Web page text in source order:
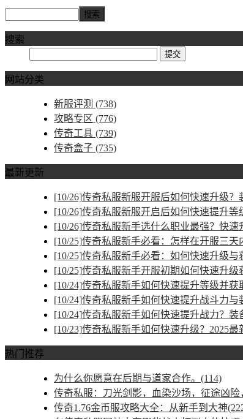
搜索
网站分类
新服评测 (738)
攻略专区 (776)
传奇工具 (739)
传奇盒子 (735)
最新更新
[10/26]传奇私服新服开服后如何快速升级？
[10/26]传奇私服新服开启后如何快速提升等
[10/26]传奇私服新手选什么职业最强？快速
[10/25]传奇私服新手必看：怎样在开服三天
[10/25]传奇私服新手必看：如何快速升级与
[10/25]传奇私服新手开服初期如何快速升级
[10/24]传奇私服新手如何快速提升等级并获
[10/24]传奇私服新手如何快速提升战斗力与
[10/24]传奇私服新手如何快速提升战力？
[10/23]传奇私服新手如何快速升级？2025
热门推荐
为什么你愿意在后期与道家合作。(114)
传奇私服：刀光剑影，血染沙场，征途凶险
传奇1.76金币服攻略大全：从新手到大神